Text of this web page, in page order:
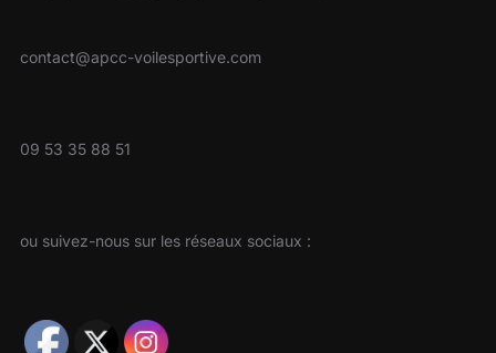
contact@apcc-voilesportive.com
09 53 35 88 51
ou suivez-nous sur les réseaux sociaux :